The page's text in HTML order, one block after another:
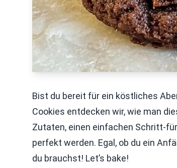
Bist du bereit für ein köstliches
Cookies entdecken wir, wie man
Zutaten, einen einfachen Schritt-
perfekt werden. Egal, ob du ein
du brauchst! Let’s bake!